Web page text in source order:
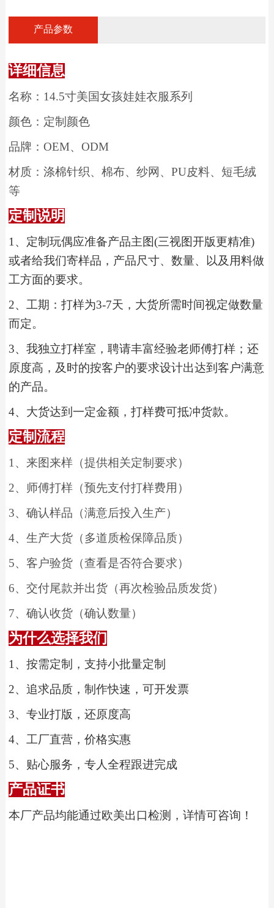
产品参数
详细信息
名称： 14.5寸美国女孩娃娃衣服系列
颜色：定制颜色
品牌： OEM、 ODM
材质：涤棉针织、棉布、纱网、 PU皮料、短毛绒
等
定制说明
1 、 定制玩偶应准备产品主图(三视图开版更精准)
或者给我们寄样品，产品尺寸、数量、以及用料做
工方面的要求。
2、工期：打样为3-7天，大货所需时间视定做数量
而定。
3、我独立打样室，聘请丰富经验老师傅打样；还
原度高，及时的按客户的要求设计出达到客户满意
的产品。
4、 大货达到一定金额，打样费可抵冲货款。
定制流程
1 、 来图来样（提供相关定制要求）
2、 师傅打样（预先支付打样费用）
3、 确认样品（满意后投入生产）
4、 生产大货（多道质检保障品质）
5、 客户验货（查看是否符合要求）
6、 交付尾款并出货（再次检验品质发货）
7、 确认收货（确认数量）
为什么选择我们
1、 按需定制，支持小批量定制
2、 追求品质，制作快速，可开发票
3、 专业打版，还原度高
4、 工厂直营，价格实惠
5、 贴心服务，专人全程跟进完成
产品证书
本厂产品均能通过欧美出口检测，详情可咨询！